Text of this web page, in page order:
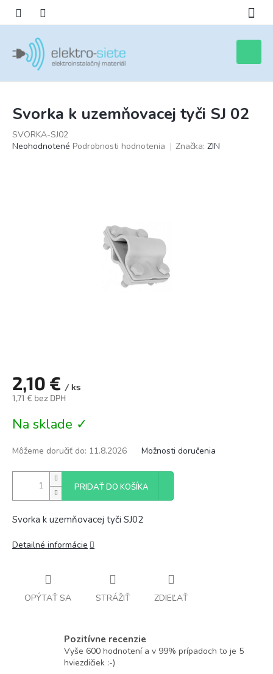
obsah
košík
Svorka k uzemňovacej tyči SJ 02
SVORKA-SJ02
Priemerné
Neohodnotené Podrobnosti hodnotenia Značka: ZIN
2,10 € / ks
1,71 € bez DPH
cena:
Na sklade ✓
Môžeme doručiť do: 11.8.2026 Možnosti doručenia
PRIDAŤ DO KOŠÍKA
Svorka k uzemňovacej tyči SJ02
Detailné informácie
OPÝTAŤ SA STRÁŽIŤ ZDIEĽAŤ
Pozitívne recenzie
Vyše 600 hodnotení a v 99% prípadoch to je 5
hviezdičiek :-)